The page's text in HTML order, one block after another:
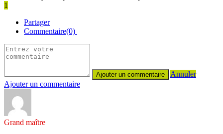
1
Partager
Commentaire(0)
Annuler
Ajouter un commentaire
Grand maître